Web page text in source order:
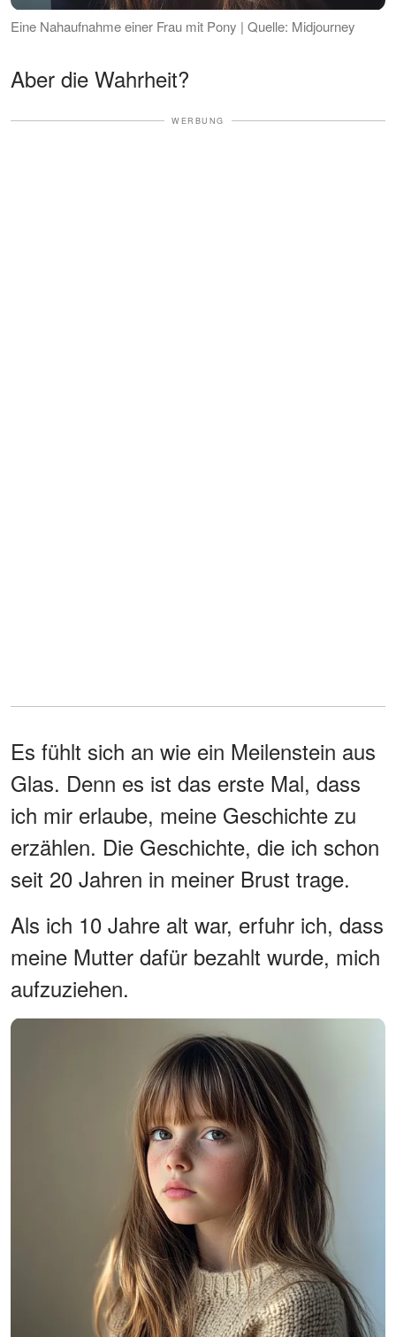
Eine Nahaufnahme einer Frau mit Pony | Quelle: Midjourney
Aber die Wahrheit?
WERBUNG
Es fühlt sich an wie ein Meilenstein aus
Glas. Denn es ist das erste Mal, dass
ich mir erlaube, meine Geschichte zu
erzählen. Die Geschichte, die ich schon
seit 20 Jahren in meiner Brust trage.
Als ich 10 Jahre alt war, erfuhr ich, dass
meine Mutter dafür bezahlt wurde, mich
aufzuziehen.